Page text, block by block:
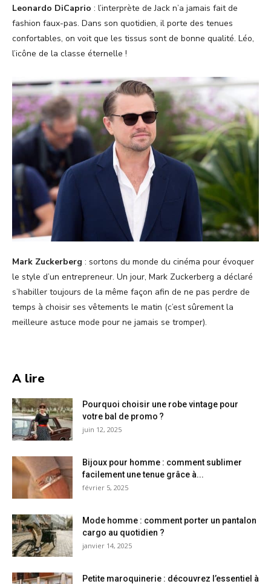
Leonardo DiCaprio : l’interprète de Jack n’a jamais fait de
fashion faux-pas. Dans son quotidien, il porte des tenues
confortables, on voit que les tissus sont de bonne qualité. Léo,
l’icône de la classe éternelle !
Mark Zuckerberg : sortons du monde du cinéma pour évoquer
le style d’un entrepreneur. Un jour, Mark Zuckerberg a déclaré
s’habiller toujours de la même façon afin de ne pas perdre de
temps à choisir ses vêtements le matin (c’est sûrement la
meilleure astuce mode pour ne jamais se tromper).
A lire
Pourquoi choisir une robe vintage pour
votre bal de promo ?
juin 12, 2025
Bijoux pour homme : comment sublimer
facilement une tenue grâce à...
février 5, 2025
Mode homme : comment porter un pantalon
cargo au quotidien ?
janvier 14, 2025
Petite maroquinerie : découvrez l’essentiel à